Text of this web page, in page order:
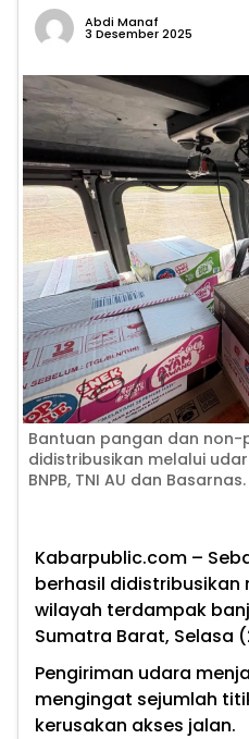
Abdi Manaf
3 Desember 2025
Bantuan pangan dan non-
didistribusikan melalui
BNPB, TNI AU dan
Kabarpublic.com –
berhasil didistribusikan
wilayah terdampak
Sumatra Barat, Selasa
Pengiriman udara
mengingat sejumlah
kerusakan akses jalan.